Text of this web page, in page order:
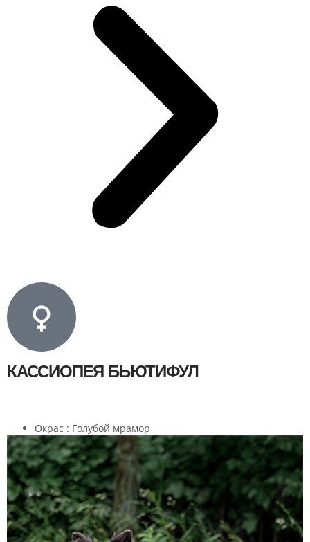
КАССИОПЕЯ БЬЮТИФУЛ
Окрас : Голубой мрамор